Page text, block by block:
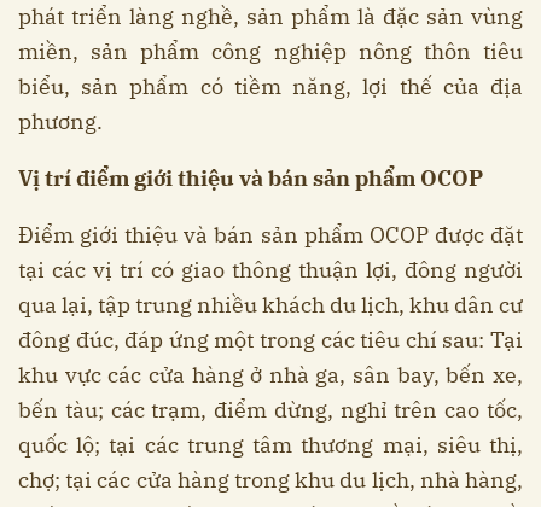
phát triển làng nghề, sản phẩm là đặc sản vùng
miền, sản phẩm công nghiệp nông thôn tiêu
biểu, sản phẩm có tiềm năng, lợi thế của địa
phương.
Vị trí điểm giới thiệu và bán sản phẩm OCOP
Điểm giới thiệu và bán sản phẩm OCOP được đặt
tại các vị trí có giao thông thuận lợi, đông người
qua lại, tập trung nhiều khách du lịch, khu dân cư
đông đúc, đáp ứng một trong các tiêu chí sau: Tại
khu vực các cửa hàng ở nhà ga, sân bay, bến xe,
bến tàu; các trạm, điểm dừng, nghỉ trên cao tốc,
quốc lộ; tại các trung tâm thương mại, siêu thị,
chợ; tại các cửa hàng trong khu du lịch, nhà hàng,